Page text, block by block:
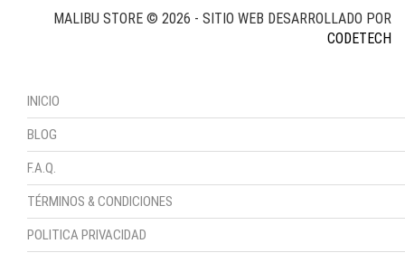
INICIO
BLOG
F.A.Q.
TÉRMINOS & CONDICIONES
POLITICA PRIVACIDAD
MALIBU STORE © 2026 - SITIO WEB DESARROLLADO POR
CODETECH